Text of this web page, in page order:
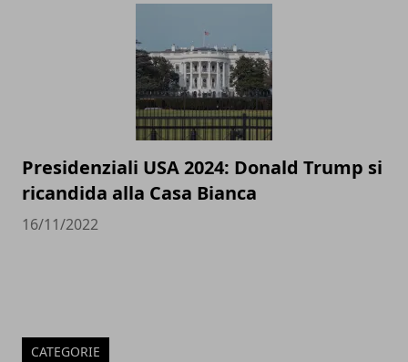
Presidenziali USA 2024: Donald Trump si
ricandida alla Casa Bianca
16/11/2022
CATEGORIE